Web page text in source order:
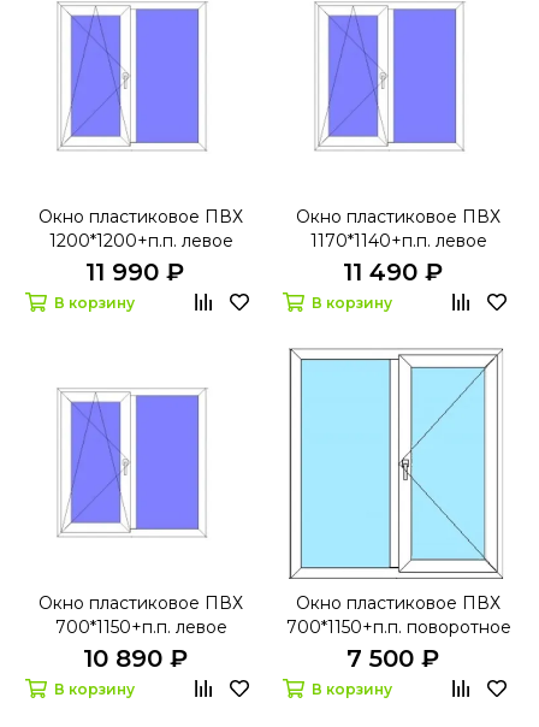
Окно пластиковое ПВХ
1200*1200+п.п. левое
поворотно-откидное
БрусБокс 70 с
микропроветриванием
11 990 ₽
В корзину
Окно пластиковое ПВХ
1170*1140+п.п. левое
поворотно-откидное
микропроветриванием
11 490 ₽
В корзину
Окно пластиковое ПВХ
700*1150+п.п. левое
поворотно-откидное
микропроветриванием
10 890 ₽
В корзину
Окно пластиковое ПВХ
700*1150+п.п. поворотное
правое Ивапер 60
7 500 ₽
В корзину